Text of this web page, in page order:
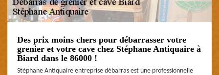
Des prix moins chers pour débarrasser votre
grenier et votre cave chez Stéphane Antiquaire à
Biard dans le 86000 !
Stéphane Antiquaire entreprise débarras est une professionnelle